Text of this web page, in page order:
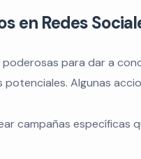
en Redes
para dar a
Algunas
campañas específicas